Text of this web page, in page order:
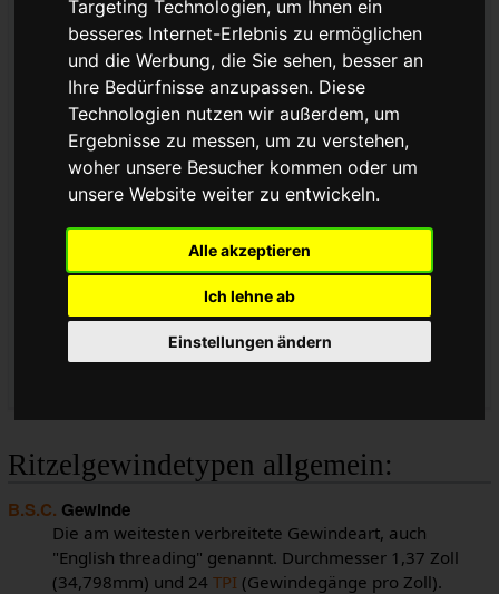
Targeting Technologien, um Ihnen ein
besseres Internet-Erlebnis zu ermöglichen
und die Werbung, die Sie sehen, besser an
Ihre Bedürfnisse anzupassen. Diese
Technologien nutzen wir außerdem, um
Ergebnisse zu messen, um zu verstehen,
woher unsere Besucher kommen oder um
unsere Website weiter zu entwickeln.
Alle akzeptieren
Ich lehne ab
Einstellungen ändern
Inhaltsverzeichnis
Ritzelgewindetypen allgemein:
Konterring/Lockring-Gewinde bei Bahn/Fixed-
Naben
Freilaufritzel
Schraubkranznaben und Singlespeed-
Gewindenaben ohne Kontergewinde
Starre Ritzel, Bahnritzel
Freilaufritzel
Offene Fragen
10 Quelle
Ritzelgewindetypen allgemein:
B.S.C. Gewinde
Die am weitesten verbreitete Gewindeart, auch
"English threading" genannt. Durchmesser 1,37 Zoll
(34,798mm) und 24 TPI (Gewindegänge pro Zoll).